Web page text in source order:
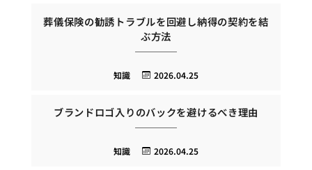
葬儀保険の勧誘トラブルを回避し納得の契約を結
ぶ方法
2026.04.25
知識
ブランドロゴ入りのバックを避けるべき理由
2026.04.25
知識